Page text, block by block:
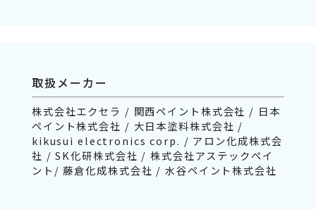
取扱メーカー
株式会社エクセラ / 関西ペイント株式会社 / 日本
ペイント株式会社 / 大日本塗料株式会社 /
kikusui electronics corp. / アロン化成株式会
社 / SK化研株式会社 / 株式会社アステックペイ
ント/ 藤倉化成株式会社 / 水谷ペイント株式会社